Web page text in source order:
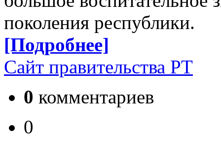
поколения республики.
[Подробнее]
Сайт правительства РТ
0 комментариев
0